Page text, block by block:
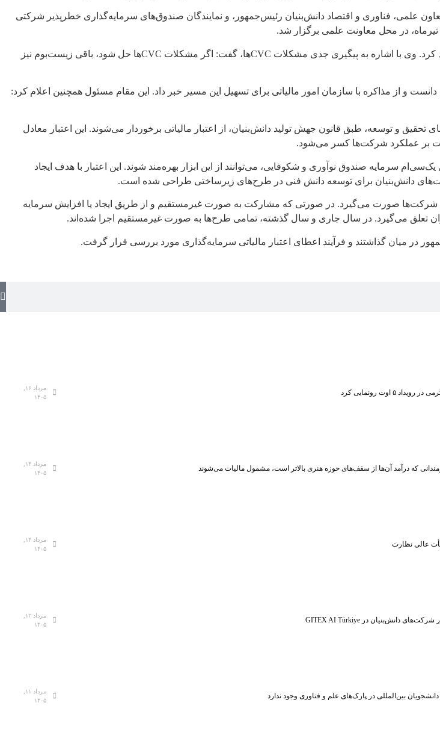
علمی، فناوری و اقتصاد دانش‌بنیان رئیس‌جمهور، و نمایندگان صندوق‌های سرمایه‌گذاری خطرپذیر شرکتی
افشین، طی سخنانی در این جلسه بر نقش حیاتی این صندوق‌ها در توسعه زیست‌بوم نوآوری تاکید کرد. وی با اشاره به پیگیری جدی مشکلات CVCها، گفت: اگر مشکلات CVCها حل شود، باقی زیست‌بوم نیز
و از مذاکره با سازمان امور مالیاتی برای تسهیل این مسیر خبر داد. این مقام مسئول همچنین اعلام کرد:
و توسعه، طبق قانون جهش تولید دانش‌بنیان، از اعتبار مالیاتی برخوردار می‌شوند. این اعتبار معادل
بر عملکرد شرکت‌ها کسر می‌شود.
سرمایه صندوق نوآوری و شکوفایی، می‌توانند از این ابزار بهره‌مند شوند. این اعتبار با هدف ایجاد
دانش‌بنیان برای توسعه دانش فنی در طرح‌های زیرساختی طراحی شده است.
شرکت‌ها صورت می‌گیرد. در صورتی که مشارکت به صورت غیرمستقیم و از طریق ایجاد یا افزایش سرمایه
در میان گذاشتند و فرآیند اعطای اعتبار مالیاتی سرمایه‌گذاری مورد بررسی قرار گرفت.
مرداد ۱۶,
۱۴۰۵
که درآمد آن‌ها از سقف‌های حوزه هنری بالاتر است، مشمول مالیات می‌شوند
مرداد ۱۴,
۱۴۰۵
عالی نظارت
مرداد ۱۴,
۱۴۰۵
مرداد ۱۲,
۱۴۰۵
بین‌المللی در پارک‌های علم و فناوری وجود ندارد
مرداد ۱۱,
۱۴۰۵